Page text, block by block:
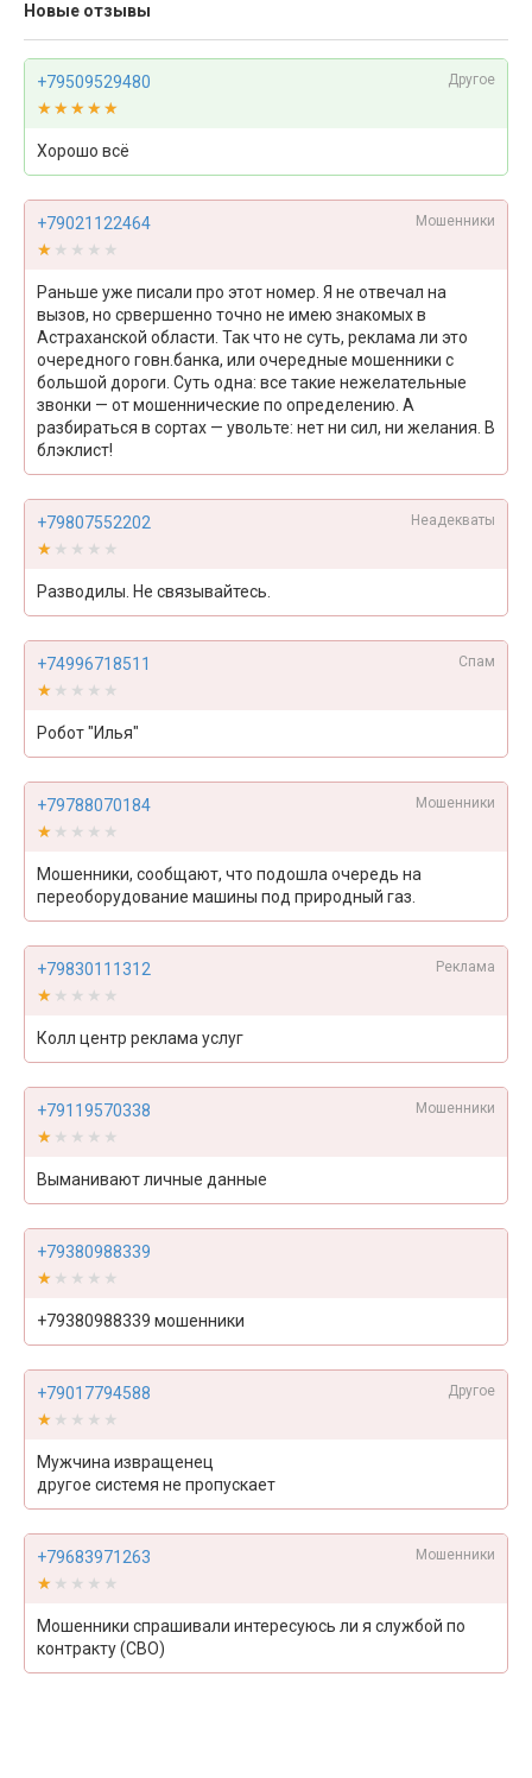
Новые отзывы
+79509529480 Другое
★★★★★
★★★★★
Хорошо всё
+79021122464 Мошенники
★★★★★
★★★★★
Раньше уже писали про этот номер. Я не отвечал на
вызов, но срвершенно точно не имею знакомых в
Астраханской области. Так что не суть, реклама ли это
очередного говн.банка, или очередные мошенники с
большой дороги. Суть одна: все такие нежелательные
звонки — от мошеннические по определению. А
разбираться в сортах — увольте: нет ни сил, ни желания. В
блэклист!
+79807552202 Неадекваты
★★★★★
★★★★★
Разводилы. Не связывайтесь.
+74996718511 Спам
★★★★★
★★★★★
Робот "Илья"
+79788070184 Мошенники
★★★★★
★★★★★
Мошенники, сообщают, что подошла очередь на
переоборудование машины под природный газ.
+79830111312 Реклама
★★★★★
★★★★★
Колл центр реклама услуг
+79119570338 Мошенники
★★★★★
★★★★★
Выманивают личные данные
+79380988339
★★★★★
★★★★★
+79380988339 мошенники
+79017794588 Другое
★★★★★
★★★★★
Мужчина извращенец
другое системя не пропускает
+79683971263 Мошенники
★★★★★
★★★★★
Мошенники спрашивали интересуюсь ли я службой по
контракту (СВО)